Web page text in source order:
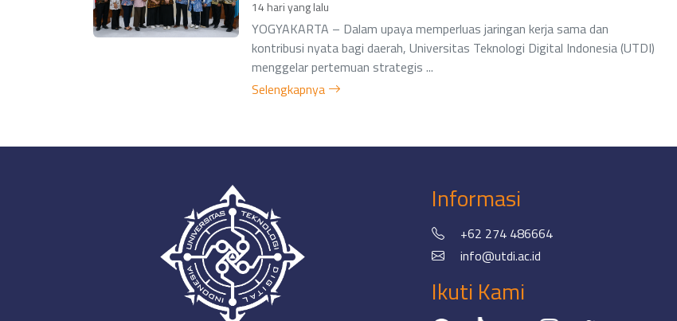
14 hari yang lalu
YOGYAKARTA – Dalam upaya memperluas jaringan kerja sama dan
kontribusi nyata bagi daerah, Universitas Teknologi Digital Indonesia (UTDI)
menggelar pertemuan strategis ...
Selengkapnya
Informasi
+62 274 486664
info@utdi.ac.id
Ikuti Kami